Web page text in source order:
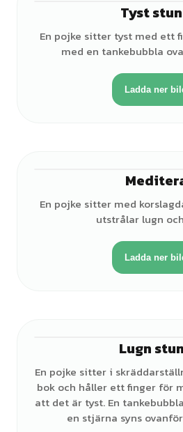
Tyst
En pojke sitter tyst med ett
med en tankebubbla
Ladda ner
En pojke sitter med
utstrålar lugn
Ladda ner
Lugn
En pojke sitter i
bok och håller ett finger för
att det är tyst. En
en stjärna syns